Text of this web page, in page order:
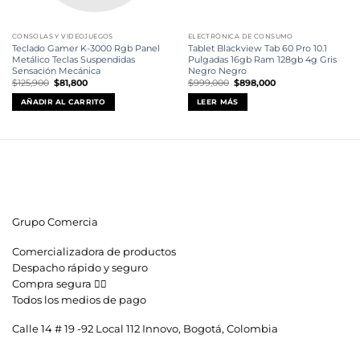
CONSOLAS Y VIDEOJUEGOS
Teclado Gamer K-3000 Rgb Panel
Metálico Teclas Suspendidas
Sensación Mecánica
$125,900 El
precio
original
era:
$125,900.
$81,800El
actual
es:
$81,800.
AÑADIR AL CARRITO
ELECTRÓNICA DE CONSUMO
Tablet Blackview Tab 60 Pro 10.1
Pulgadas 16gb Ram 128gb 4g Gris
Negro Negro
$999,000 El
precio
original
era:
$999,000.
$898,000El
LEER MÁS
Grupo Comercia
Comercializadora de productos
Despacho rápido y seguro
Compra segura 👇🏼
Todos los medios de pago
Calle 14 # 19 -92 Local 112 Innovo, Bogotá, Colombia